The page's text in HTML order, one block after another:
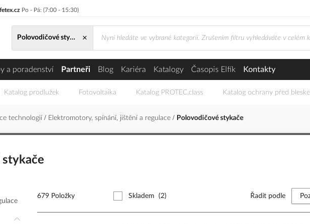
Po - Pá: (7:00 - 15:30)
Polovodičové stykače×
a poradenství Partneři Blog Kariéra Katalogy Časopis Elfík Kontakty
Katalog prodlužek Fotovoltaika Katalog PROTEC.class Katalog ochrany před
technologií Elektromotory, spínání, jištění a regulace Polovodičové stykače
stykače
679 Položky Skladem (2) Řadit podle